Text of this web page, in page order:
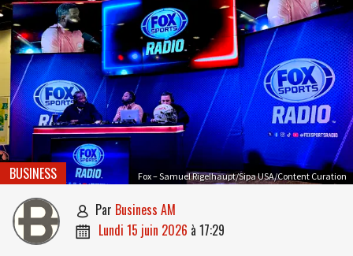
Fox – Samuel Rigelhaupt/Sipa USA/Content Curation
BUSINESS
 par Business AM
 lundi 15 juin 2026 à 17:29